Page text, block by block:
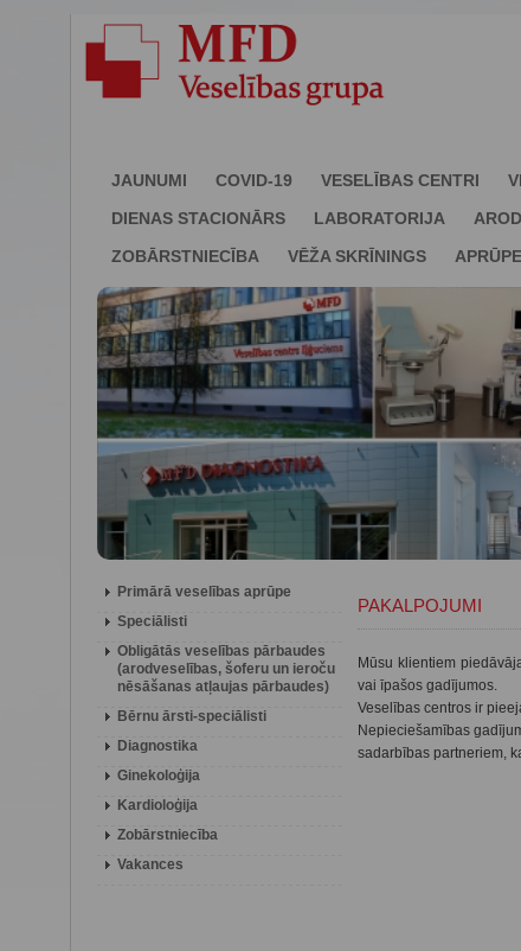
JAUNUMI COVID-19 VESELĪBAS CENTRI
DIENAS STACIONĀRS
LABORATORIJA
ZOBĀRSTNIECĪBA
VĒŽA SKRĪNINGS
Primārā veselības aprūpe
Speciālisti
Obligātās veselības pārbaudes
(arodveselības, šoferu un ieroču
nēsāšanas atļaujas pārbaudes)
Bērnu ārsti-speciālisti
Diagnostika
Ginekoloģija
Kardioloģija
Zobārstniecība
Vakances
PAKALPOJUMI
Mūsu klientiem
vai īpašos gadījumos.
Veselības centros ir
Nepieciešamības
sadarbības partneriem,